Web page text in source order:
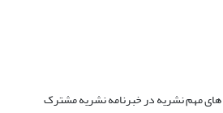
های مهم نشریه در خبرنامه نشریه مشترک